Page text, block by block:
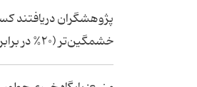
پژوهشگران دریافتند
خشمگین‌تر (۲۰% در برابر ۱۲%)، افسرده‌تر (۳۳% در برابر ۲۲%) و نگران‌تر (۵۴% در برابر ۴۱%) هستند.